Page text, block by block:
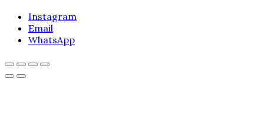
Instagram
Email
WhatsApp